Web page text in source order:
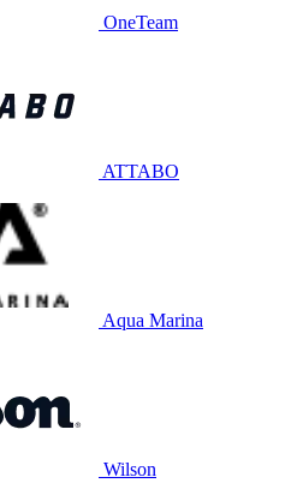
OneTeam
ATTABO
Aqua Marina
Wilson